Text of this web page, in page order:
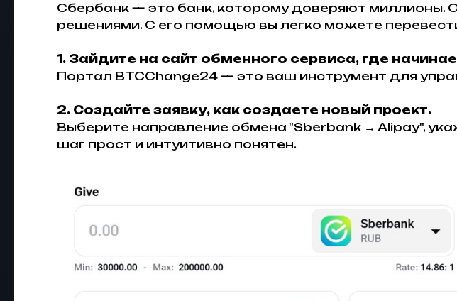
Сбербанк — это банк, которому доверяют
решениями. С его помощью вы легко можете
1. Зайдите на сайт обменного сервиса, где
Портал BTCChange24 — это ваш инструмент для
2. Создайте заявку, как создаете новый проект.
Выберите направление обмена "Sberbank → Alipay",
шаг прост и интуитивно понятен.